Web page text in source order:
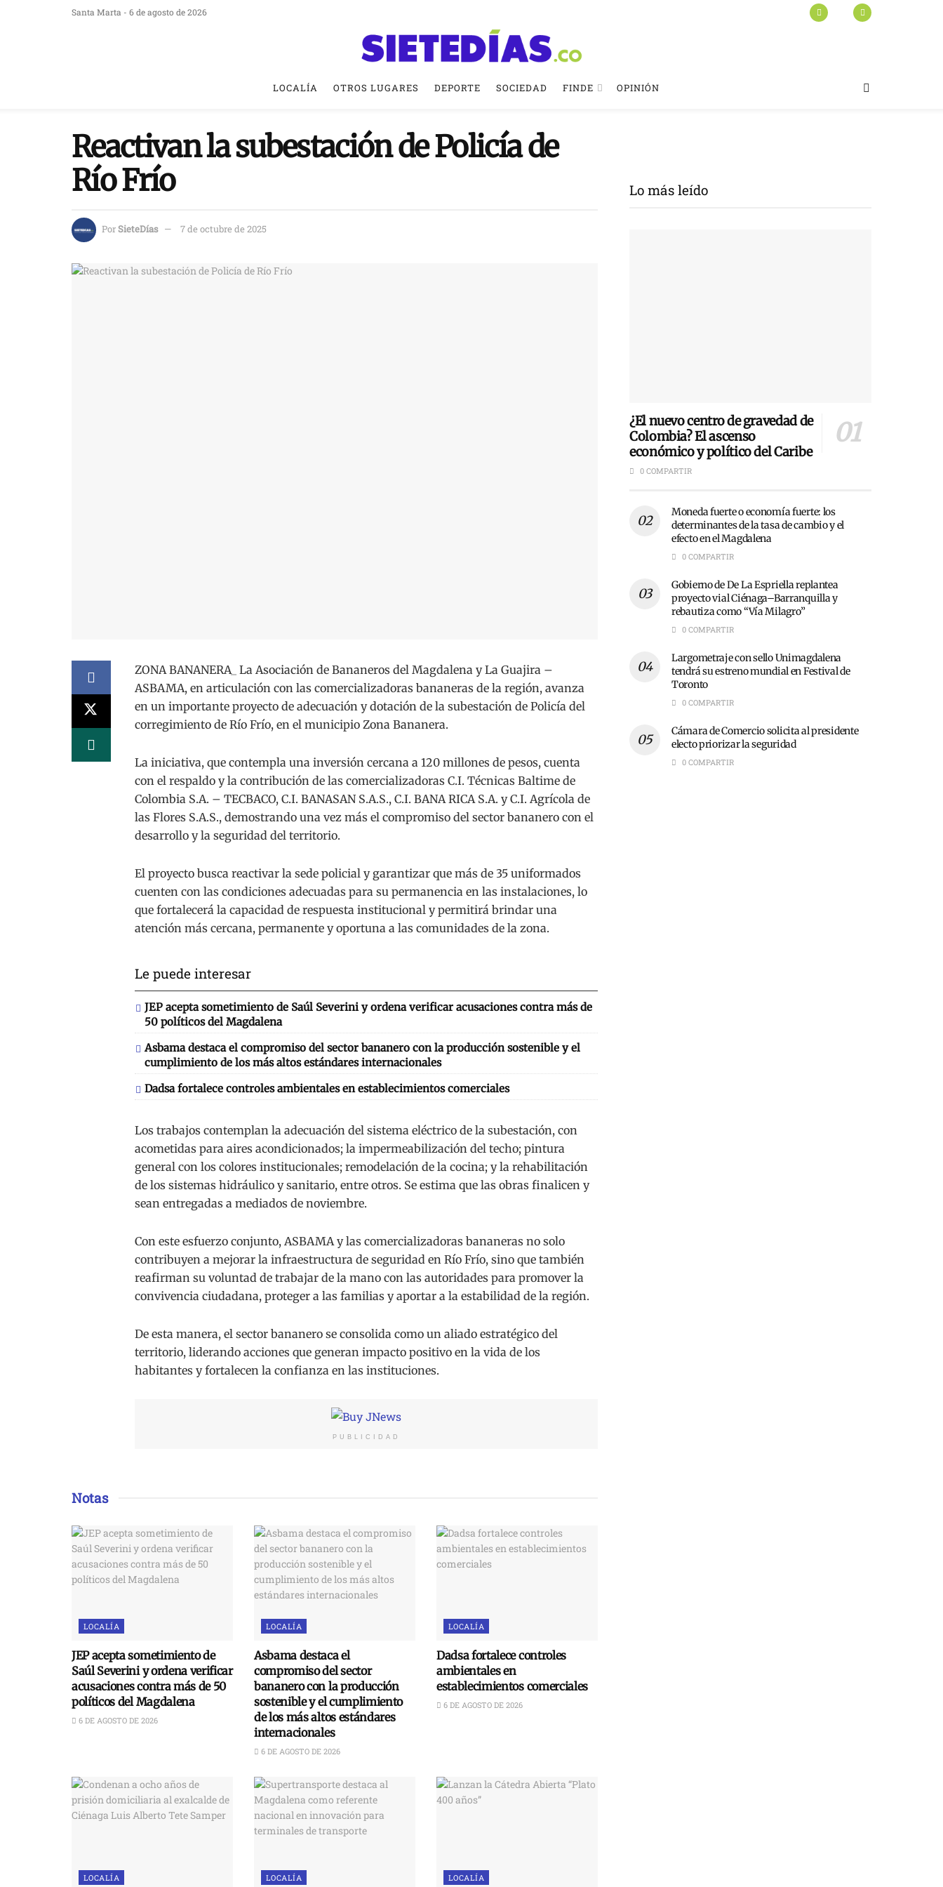
Santa Marta - 6 de agosto de 2026
LOCALÍA OTROS LUGARES DEPORTE SOCIEDAD FINDE OPINIÓN
Reactivan la subestación de Policía de
Río Frío
PorSieteDías 7 de octubre de 2025
ZONA BANANERA_ La Asociación de Bananeros del Magdalena y La Guajira –
ASBAMA, en articulación con las comercializadoras bananeras de la región, avanza
en un importante proyecto de adecuación y dotación de la subestación de Policía del
corregimiento de Río Frío, en el municipio Zona Bananera.
La iniciativa, que contempla una inversión cercana a 120 millones de pesos, cuenta
con el respaldo y la contribución de las comercializadoras C.I. Técnicas Baltime de
Colombia S.A. – TECBACO, C.I. BANASAN S.A.S., C.I. BANA RICA S.A. y C.I. Agrícola de
las Flores S.A.S., demostrando una vez más el compromiso del sector bananero con el
desarrollo y la seguridad del territorio.
El proyecto busca reactivar la sede policial y garantizar que más de 35 uniformados
cuenten con las condiciones adecuadas para su permanencia en las instalaciones, lo
que fortalecerá la capacidad de respuesta institucional y permitirá brindar una
atención más cercana, permanente y oportuna a las comunidades de la zona.
Le puede interesar
JEP acepta sometimiento de Saúl Severini y ordena verificar acusaciones contra más de
50 políticos del Magdalena
Asbama destaca el compromiso del sector bananero con la producción sostenible y el
cumplimiento de los más altos estándares internacionales
Dadsa fortalece controles ambientales en establecimientos comerciales
Los trabajos contemplan la adecuación del sistema eléctrico de la subestación, con
acometidas para aires acondicionados; la impermeabilización del techo; pintura
general con los colores institucionales; remodelación de la cocina; y la rehabilitación
de los sistemas hidráulico y sanitario, entre otros. Se estima que las obras finalicen y
sean entregadas a mediados de noviembre.
Con este esfuerzo conjunto, ASBAMA y las comercializadoras bananeras no solo
contribuyen a mejorar la infraestructura de seguridad en Río Frío, sino que también
reafirman su voluntad de trabajar de la mano con las autoridades para promover la
convivencia ciudadana, proteger a las familias y aportar a la estabilidad de la región.
De esta manera, el sector bananero se consolida como un aliado estratégico del
territorio, liderando acciones que generan impacto positivo en la vida de los
habitantes y fortalecen la confianza en las instituciones.
PUBLICIDAD
Notas
LOCALÍA
JEP acepta sometimiento de
Saúl Severini y ordena verificar
acusaciones contra más de 50
políticos del Magdalena
6 DE AGOSTO DE 2026
LOCALÍA
Asbama destaca el
compromiso del sector
bananero con la producción
sostenible y el cumplimiento
de los más altos estándares
internacionales
6 DE AGOSTO DE 2026
LOCALÍA
Dadsa fortalece controles
ambientales en
establecimientos comerciales
6 DE AGOSTO DE 2026
LOCALÍA LOCALÍA LOCALÍA
Lo más leído
¿El nuevo centro de gravedad de
Colombia? El ascenso
económico y político del Caribe
0 COMPARTIR
Moneda fuerte o economía fuerte: los
determinantes de la tasa de cambio y el
efecto en el Magdalena
0 COMPARTIR
Gobierno de De La Espriella replantea
proyecto vial Ciénaga–Barranquilla y
rebautiza como “Vía Milagro”
0 COMPARTIR
Largometraje con sello Unimagdalena
tendrá su estreno mundial en Festival de
Toronto
0 COMPARTIR
Cámara de Comercio solicita al presidente
electo priorizar la seguridad
0 COMPARTIR